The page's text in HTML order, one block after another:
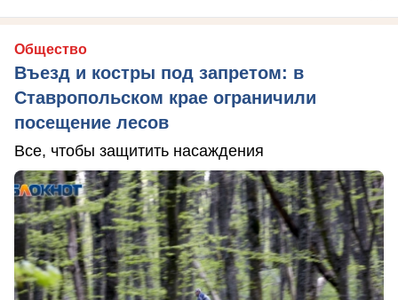
Общество
Въезд и костры под запретом: в
Ставропольском крае ограничили
посещение лесов
Все, чтобы защитить насаждения